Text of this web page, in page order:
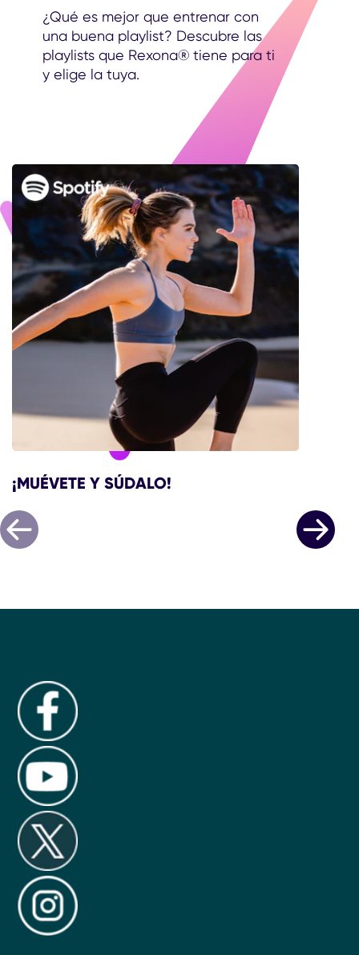
¿Qué es mejor que entrenar con
una buena playlist? Descubre las
playlists que Rexona® tiene para ti
y elige la tuya.
¡MUÉVETE Y SÚDALO!